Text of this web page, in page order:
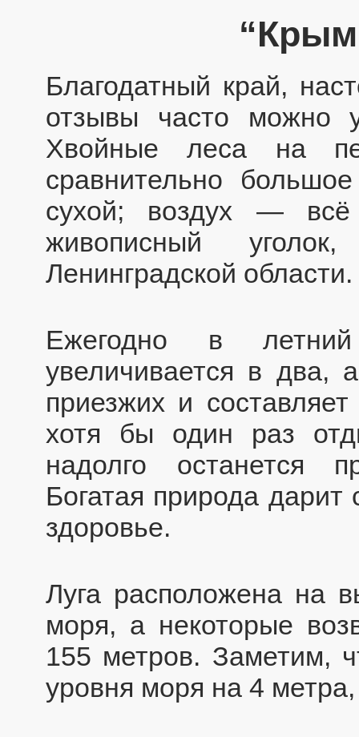
“Крым
Благодатный край,
отзывы часто можно
Хвойные леса на
сравнительно
сухой; воздух — всё
живописный
Ленинградской области.
Ежегодно в
увеличивается в два,
приезжих и
хотя бы один раз
надолго останется
Богатая природа
здоровье.
Луга расположена на
моря, а некоторые
155 метров. Заметим,
уровня моря на 4